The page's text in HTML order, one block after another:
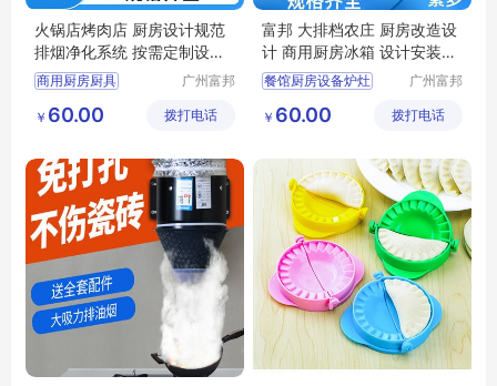
火锅店烤肉店 厨房设计规范
排烟净化系统 按需定制设计
富邦
商用厨房厨具
餐饮厨具设备
厨房施工方案
广州富邦
工程有限
￥ 60.00 拨打电话
富邦 大排档农庄 厨房改造设
计 商用厨房冰箱 设计安装施
工
餐馆厨房设备炉灶
厨房设计规范
千人饭堂厨房
广州富邦
工程有限
￥ 60.00 拨打电话